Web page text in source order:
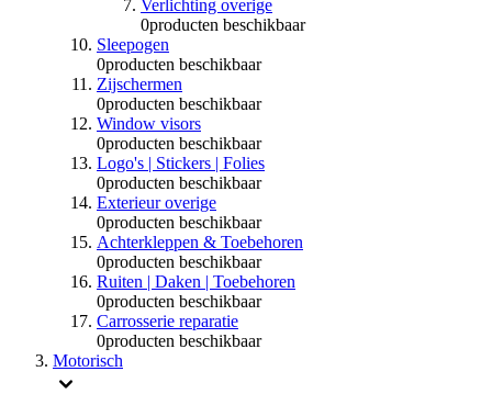
Verlichting overige
0producten beschikbaar
Sleepogen
0producten beschikbaar
Zijschermen
0producten beschikbaar
Window visors
0producten beschikbaar
Logo's | Stickers | Folies
0producten beschikbaar
Exterieur overige
0producten beschikbaar
Achterkleppen & Toebehoren
0producten beschikbaar
Ruiten | Daken | Toebehoren
0producten beschikbaar
Carrosserie reparatie
0producten beschikbaar
Motorisch